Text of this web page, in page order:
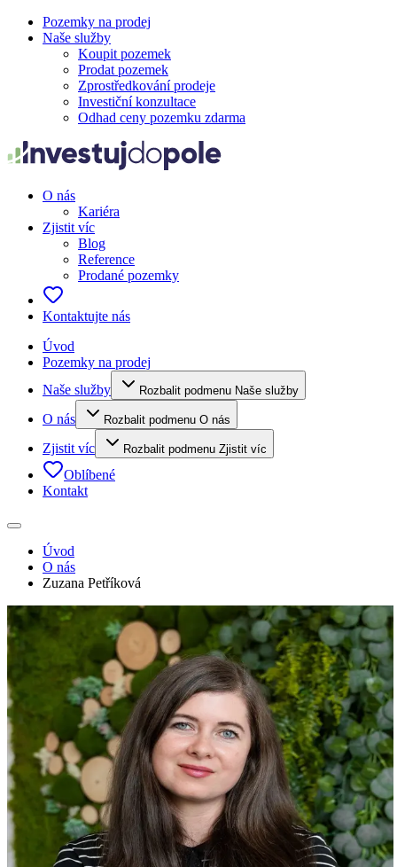
Pozemky na prodej
Naše služby
Koupit pozemek
Prodat pozemek
Zprostředkování prodeje
Investiční konzultace
Odhad ceny pozemku zdarma
O nás
Kariéra
Zjistit víc
Blog
Reference
Prodané pozemky
Kontaktujte nás
Úvod
Pozemky na prodej
Naše služby
Rozbalit podmenu Naše služby
O nás Rozbalit podmenu O nás
Zjistit víc Rozbalit podmenu Zjistit víc
Oblíbené
Kontakt
Úvod
O nás
Zuzana Petříková